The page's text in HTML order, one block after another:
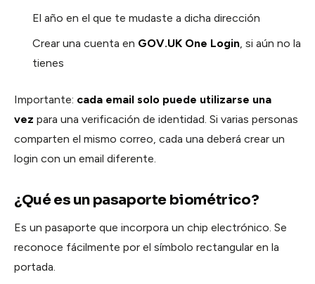
El año en el que te mudaste a dicha dirección
Crear una cuenta en GOV.UK One Login, si aún no la
tienes
Importante: cada email solo puede utilizarse una
vez para una verificación de identidad. Si varias personas
comparten el mismo correo, cada una deberá crear un
login con un email diferente.
¿Qué es un pasaporte biométrico?
Es un pasaporte que incorpora un chip electrónico. Se
reconoce fácilmente por el símbolo rectangular en la
portada.